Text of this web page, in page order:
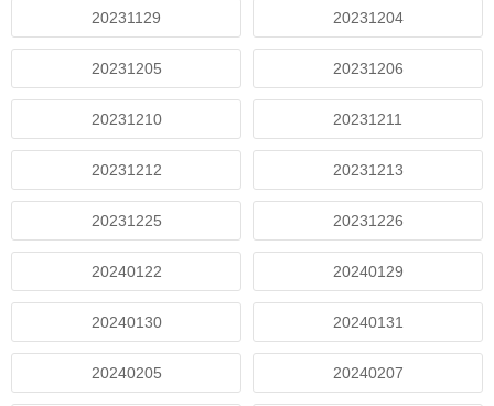
20231129 20231204
20231205 20231206
20231210 20231211
20231212 20231213
20231225 20231226
20240122 20240129
20240130 20240131
20240205 20240207